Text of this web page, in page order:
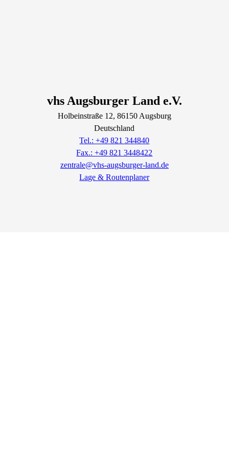
vhs Augsburger Land e.V.
Holbeinstraße12, 86150 Augsburg
Deutschland
Tel.: +49 821 344840
Fax.: +49 821 3448422
zentrale@vhs-augsburger-land.de
Lage & Routenplaner